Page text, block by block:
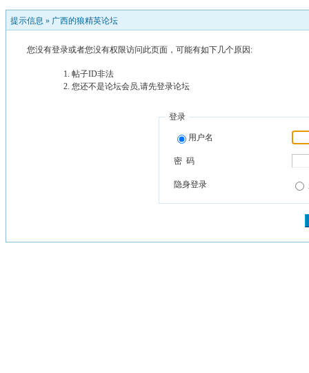
提示信息 » 广西的狼精英论坛
您没有登录或者您没有权限访问此页面，可能有如下几个原因:
帖子ID非法
您还不是论坛会员,请先登录论坛
登录
用户名
密 码
隐身登录